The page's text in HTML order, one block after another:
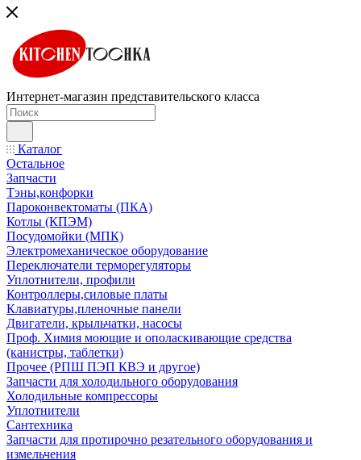
Интернет-магазин представительского класса
Каталог
Остальное
Запчасти
Тэны,конфорки
Пароконвектоматы (ПКА)
Котлы (КПЭМ)
Посудомойки (МПК)
Электромеханическое оборудование
Переключатели терморегуляторы
Уплотнители, профили
Контроллеры,силовые платы
Клавиатуры,пленочные панели
Двигатели, крыльчатки, насосы
Проф. Химия моющие и ополаскивающие средства
(канистры, таблетки)
Прочее (РПШ ПЭП КВЭ и другое)
Запчасти для холодильного оборудования
Холодильные компрессоры
Уплотнители
Сантехника
Запчасти для протирочно резательного оборудования и
измельчения